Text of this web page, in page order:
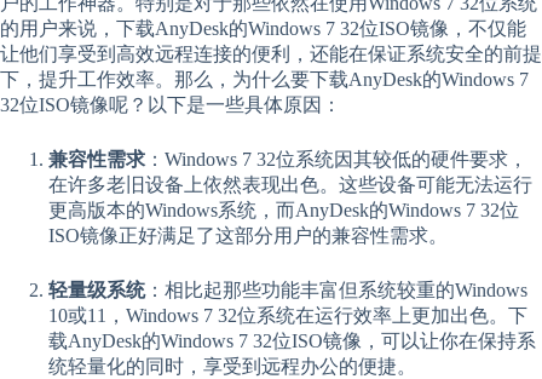
的用户来说，下载AnyDesk的Windows 7 32位ISO镜像，不仅能
让他们享受到高效远程连接的便利，还能在保证系统安全的前提
下，提升工作效率。那么，为什么要下载AnyDesk的Windows 7
32位ISO镜像呢？以下是一些具体原因：
兼容性需求 ：Windows 7 32位系统因其较低的硬件要求，
在许多老旧设备上依然表现出色。这些设备可能无法运行
更高版本的Windows系统，而AnyDesk的Windows 7 32位
ISO镜像正好满足了这部分用户的兼容性需求。
轻量级系统：相比起那些功能丰富但系统较重的Windows
10或11，Windows 7 32位系统在运行效率上更加出色。下
载AnyDesk的Windows 7 32位ISO镜像，可以让你在保持系
统轻量化的同时，享受到远程办公的便捷。